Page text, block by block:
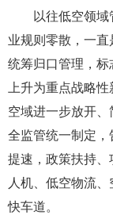
以往低空领
业规则零散，一
统筹归口管理，
上升为重点战略
空域进一步放开
全监管统一制定
提速，政策扶持
人机、低空物流
快车道。